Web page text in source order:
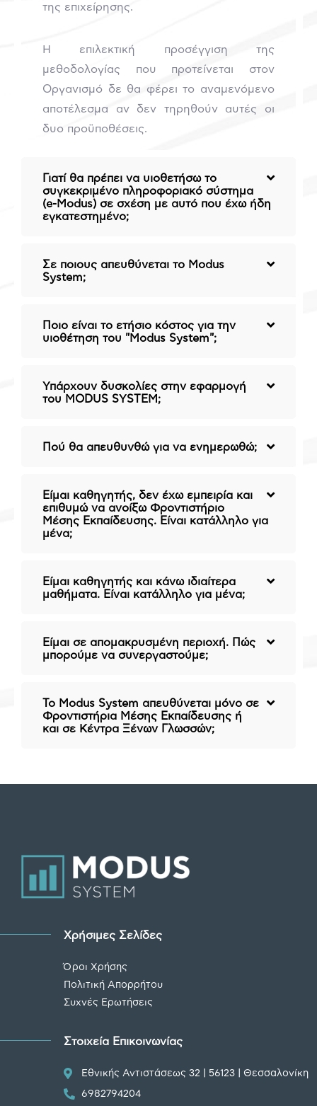
της επιχείρησης.
Η επιλεκτική προσέγγιση της
μεθοδολογίας που προτείνεται στον
Οργανισμό δε θα φέρει το αναμενόμενο
αποτέλεσμα αν δεν τηρηθούν αυτές οι
δυο προϋποθέσεις.
Γιατί θα πρέπει να υιοθετήσω το
συγκεκριμένο πληροφοριακό σύστημα
(e-Modus) σε σχέση με αυτό που έχω ήδη
εγκατεστημένο;
Σε ποιους απευθύνεται το Μοdus
System;
Ποιο είναι το ετήσιο κόστος για την
υιοθέτηση του "Μodus System";
Υπάρχουν δυσκολίες στην εφαρμογή
του ΜODUS SYSTEM;
Πού θα απευθυνθώ για να ενημερωθώ;
Είμαι καθηγητής, δεν έχω εμπειρία και
επιθυμώ να ανοίξω Φροντιστήριο
Μέσης Εκπαίδευσης. Είναι κατάλληλο για
μένα;
Είμαι καθηγητής και κάνω ιδιαίτερα
μαθήματα. Είναι κατάλληλο για μένα;
Είμαι σε απομακρυσμένη περιοχή. Πώς
μπορούμε να συνεργαστούμε;
To Modus System απευθύνεται μόνο σε
Φροντιστήρια Μέσης Εκπαίδευσης ή
και σε Κέντρα Ξένων Γλωσσών;
Χρήσιμες Σελίδες
Όροι Χρήσης
Πολιτική Απορρήτου
Συχνές Ερωτήσεις
Στοιχεία Επικοινωνίας
Εθνικής Αντιστάσεως 32 | 56123 | Θεσσαλονίκη
6982794204